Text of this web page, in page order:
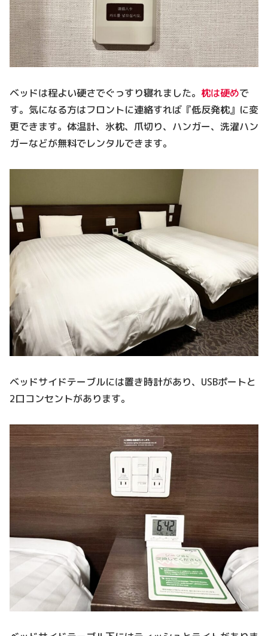
ベッドは程よい硬さでぐっすり寝れました。 枕は硬めで
す。気になる方はフロントに連絡すれば『低反発枕』に変
更できます。体温計、氷枕、爪切り、ハンガー、洗濯ハン
ガーなどが無料でレンタルできます。
ベッドサイドテーブルには置き時計があり、USBポートと
2口コンセントがあります。